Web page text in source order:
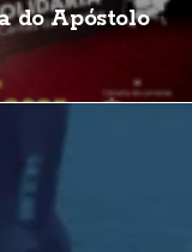
do Apóstolo